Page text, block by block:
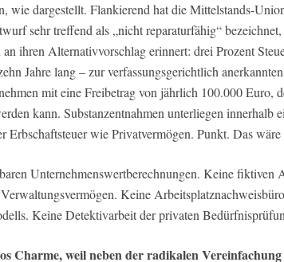
wie dargestellt. Flankierend hat die Mittelstands-
sehr treffend als „nicht reparaturfähig“
ihren Alternativvorschlag erinnert: drei Prozent
Jahre lang – zur verfassungsgerichtlich
mit eine Freibetrag von jährlich 100.000 Euro,
kann. Substanzentnahmen unterliegen innerhalb
Erbschaftsteuer wie Privatvermögen. Punkt. Das wäre
Unternehmenswertberechnungen. Keine fiktiven
Keine
Keine Detektivarbeit der privaten
Charme, weil neben der radikalen